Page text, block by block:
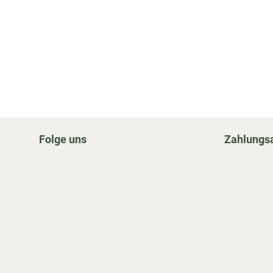
Folge uns